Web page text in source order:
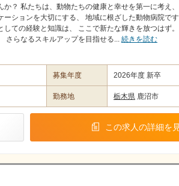
か？ 私たちは、動物たちの健康と幸せを第一に考え
ーションを大切にする、 地域に根ざした動物病院で
しての経験と知識は、 ここで新たな輝きを放つはず
さらなるスキルアップを目指せる... 続きを読む
募集年度 2026年度 新卒
勤務地 栃木県 鹿沼市
この求人の詳細を